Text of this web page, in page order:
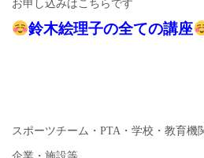
お申し込みはこちらです
鈴木絵理子の全ての講座
スポーツチーム・PTA・学校・教育機